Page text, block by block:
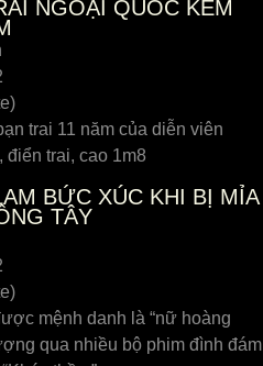
NGOẠI QUỐC KÉM
trai 11 năm của diễn viên
điển trai, cao 1m8
BỨC XÚC KHI BỊ MỈA
TÂY
mệnh danh là “nữ hoàng
qua nhiều bộ phim đình đám